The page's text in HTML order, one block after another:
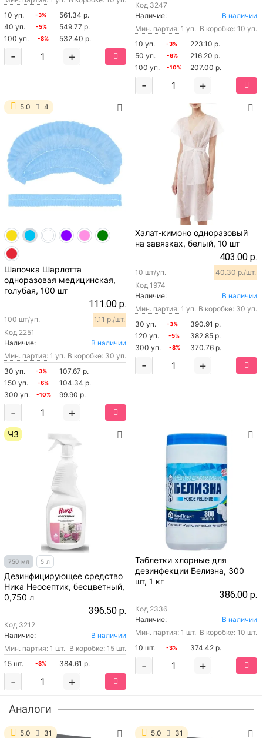
10 уп.
-3%
561.34 р.
40 уп.
-5%
549.77 р.
100 уп.
-8% 532.40 р.
+
-
Код 3247
Наличие:
В наличии
Мин. партия: 1 уп. В коробке: 10 уп.
10 уп.
-3%
223.10 р.
50 уп.
-6%
216.20 р.
100 уп.
-10% 207.00 р.
+
-
5.0 4
Шапочка Шарлотта
одноразовая медицинская,
голубая, 100 шт
111.00 р.
Код 2251
100 шт/уп. 1.11 р./шт.
Наличие:
В наличии
Мин. партия: 1 уп. В коробке: 30 уп.
30 уп.
-3%
107.67 р.
150 уп.
-6%
104.34 р.
300 уп.
-10% 99.90 р.
+
-
Халат-кимоно одноразовый
на завязках, белый, 10 шт
403.00 р.
Код 1974
10 шт/уп. 40.30 р./шт.
Наличие:
В наличии
Мин. партия: 1 уп. В коробке: 30 уп.
30 уп.
-3%
390.91 р.
120 уп.
-5%
382.85 р.
300 уп.
-8% 370.76 р.
+
-
ЧЗ
750 мл 5 л
Дезинфицирующее средство
Ника Неосептик, бесцветный,
0,750 л
396.50 р.
Код 3212
Наличие:
В наличии
Мин. партия: 1 шт. В коробке: 15 шт.
15 шт.
-3% 384.61 р.
+
-
Таблетки хлорные для
дезинфекции Белизна, 300
шт, 1 кг
386.00 р.
Код 2336
Наличие:
В наличии
Мин. партия: 1 шт. В коробке: 10 шт.
10 шт.
-3% 374.42 р.
+
-
Аналоги
5.0 31 5.0 31